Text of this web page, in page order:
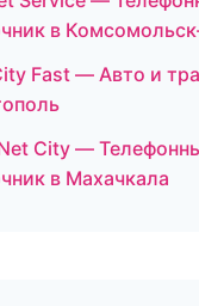
в
Fast — Авто и
City —
в Махачкала